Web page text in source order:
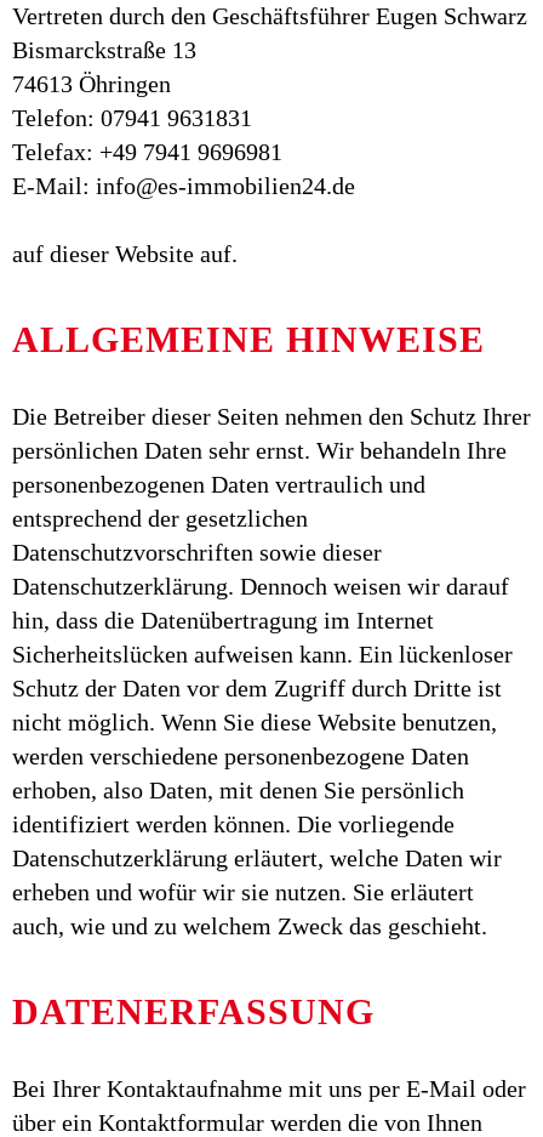
Vertreten durch den Geschäftsführer Eugen Schwarz
Bismarckstraße 13
74613 Öhringen
Telefon: 07941 9631831
Telefax: +49 7941 9696981
E-Mail: info@es-immobilien24.de
auf dieser Website auf.
ALLGEMEINE HINWEISE
Die Betreiber dieser Seiten nehmen den Schutz Ihrer
persönlichen Daten sehr ernst. Wir behandeln Ihre
personenbezogenen Daten vertraulich und
entsprechend der gesetzlichen
Datenschutzvorschriften sowie dieser
Datenschutzerklärung. Dennoch weisen wir darauf
hin, dass die Datenübertragung im Internet
Sicherheitslücken aufweisen kann. Ein lückenloser
Schutz der Daten vor dem Zugriff durch Dritte ist
nicht möglich. Wenn Sie diese Website benutzen,
werden verschiedene personenbezogene Daten
erhoben, also Daten, mit denen Sie persönlich
identifiziert werden können. Die vorliegende
Datenschutzerklärung erläutert, welche Daten wir
erheben und wofür wir sie nutzen. Sie erläutert
auch, wie und zu welchem Zweck das geschieht.
DATENERFASSUNG
Bei Ihrer Kontaktaufnahme mit uns per E-Mail oder
über ein Kontaktformular werden die von Ihnen